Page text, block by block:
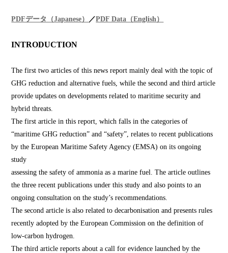
PDFデータ（Japanese） ／PDF Data（English）
INTRODUCTION
The first two articles of this news report mainly deal with the topic of
GHG reduction and alternative fuels, while the second and third article
provide updates on developments related to maritime security and
hybrid threats.
The first article in this report, which falls in the categories of
“maritime GHG reduction” and “safety”, relates to recent publications
by the European Maritime Safety Agency (EMSA) on its ongoing
study
assessing the safety of ammonia as a marine fuel. The article outlines
the three recent publications under this study and also points to an
ongoing consultation on the study’s recommendations.
The second article is also related to decarbonisation and presents rules
recently adopted by the European Commission on the definition of
low-carbon hydrogen.
The third article reports about a call for evidence launched by the